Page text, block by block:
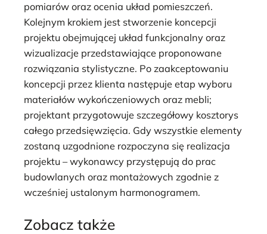
pomiarów oraz ocenia układ pomieszczeń.
Kolejnym krokiem jest stworzenie koncepcji
projektu obejmującej układ funkcjonalny oraz
wizualizacje przedstawiające proponowane
rozwiązania stylistyczne. Po zaakceptowaniu
koncepcji przez klienta następuje etap wyboru
materiałów wykończeniowych oraz mebli;
projektant przygotowuje szczegółowy kosztorys
całego przedsięwzięcia. Gdy wszystkie elementy
zostaną uzgodnione rozpoczyna się realizacja
projektu – wykonawcy przystępują do prac
budowlanych oraz montażowych zgodnie z
wcześniej ustalonym harmonogramem.
Zobacz także